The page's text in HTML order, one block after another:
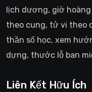
lịch dương, giờ
theo cung, tử vi theo
thần số học, xem
dựng, thước lỗ ban
Liên Kết Hữu Ích